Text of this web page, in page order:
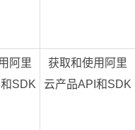
阿里
SDK
获取和使用阿里
云产品API和SDK